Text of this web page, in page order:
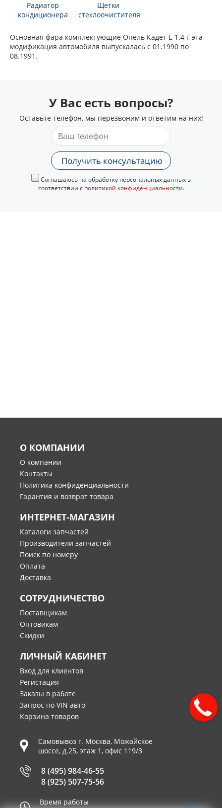
Радиатор
кондиционера
Щетки
стеклоочистителя
Основная фара комплектующие Опель Кадет Е 1.4 i, эта
модификация автомобиля выпускалась с 01.1990 по
08.1991.
У Вас есть вопросы?
Оставьте телефон, мы перезвоним и ответим на них!
Получить консультацию
Соглашаюсь на обработку персональных данных в
соответствии с политикой конфиденциальности.
О КОМПАНИИ
О компании
Контакты
Политика конфиденциальности
Гарантия и возврат товара
ИНТЕРНЕТ-МАГАЗИН
Каталоги запчастей
Производители запчастей
Поиск по номеру
Оплата
Доставка
СОТРУДНИЧЕСТВО
Поставщикам
Оптовикам
Скидки
ЛИЧНЫЙ КАБИНЕТ
Вход для клиентов
Регистация
Заказы в работе
Запрос по VIN авто
Корзина товаров
Самовывоз г. Москва, Можайское
шоссе, д.25, этаж 1, офис 119/3
8 (495) 984-46-55
8 (925) 507-75-56
Время работы